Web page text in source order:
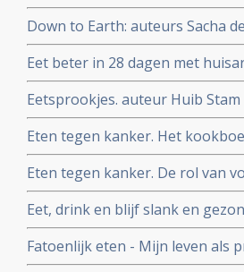
Down to Earth: auteurs Sacha
Eet beter in 28 dagen met
recepten en weekmenu's
Eetsprookjes. auteur Huib Stam
Eten tegen kanker. Het
Eten tegen kanker. De rol van
Beliveau MD en Denis Gingras
Eet, drink en blijf slank en
C. Willett.
Fatoenlijk eten - Mijn leven als